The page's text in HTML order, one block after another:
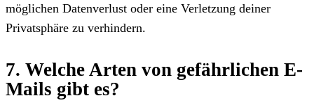
möglichen Datenverlust oder eine Verletzung deiner
Privatsphäre zu verhindern.
7. Welche Arten von gefährlichen E-
Mails gibt es?